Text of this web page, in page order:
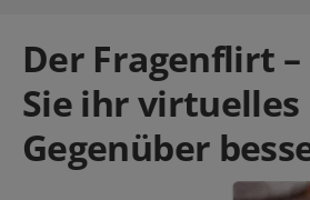
Der Fragenflirt
Sie ihr virtuelles
Gegenüber